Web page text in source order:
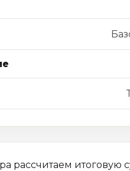
рассчитаем итоговую